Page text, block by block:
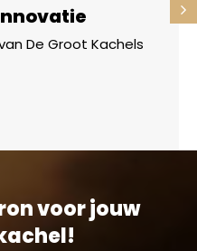
De Groot Kachels
voor jouw